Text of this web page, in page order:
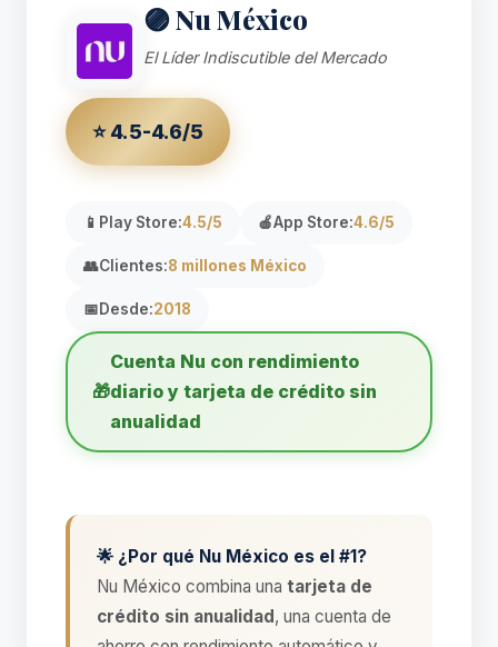
🟣 Nu México
El Líder Indiscutible del Mercado
⭐ 4.5-4.6/5
📱 Play Store:4.5/5 🍎App Store:4.6/5
👥Clientes:8 millones México
📅Desde:2018
🎁
Cuenta Nu con rendimiento
diario y tarjeta de crédito sin
anualidad
🌟 ¿Por qué Nu México es el #1?
Nu México combina una tarjeta de
crédito sin anualidad , una cuenta de